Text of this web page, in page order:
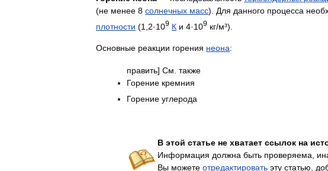
(не менее 8 солнечных масс). Для данного процесса
плотности (1 2·109 К и 4·109 кг/м³).
Основные реакции горения неона:
править] См также
Горение кремния
Горение углерода
В этой статье не хватает ссылок на
Информация должна быть проверяема
Вы можете отредактировать эту статью